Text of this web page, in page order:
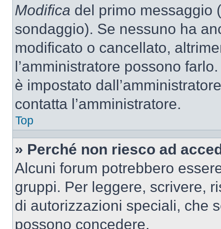
Modifica del primo messaggio
sondaggio). Se nessuno ha
modificato o cancellato,
l’amministratore possono
è impostato
contatta l’amministratore.
Top
» Perché non riesco ad
Alcuni forum potrebbero
gruppi. Per leggere, scrivere,
di autorizzazioni speciali, che
possono concedere.